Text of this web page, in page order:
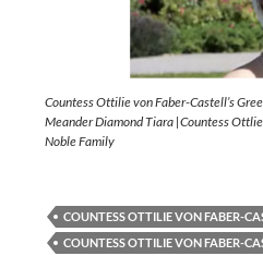
Countess Ottilie von Faber-Castell’s
Meander Diamond Tiara |Countess
Noble Family
COUNTESS OTTILIE VON FABER-
COUNTESS OTTILIE VON FABER-